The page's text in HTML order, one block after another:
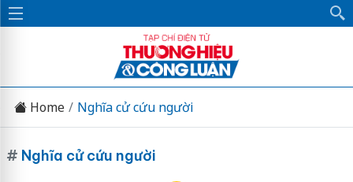
Home Nghĩa cử cứu người
# Nghĩa cử cứu người